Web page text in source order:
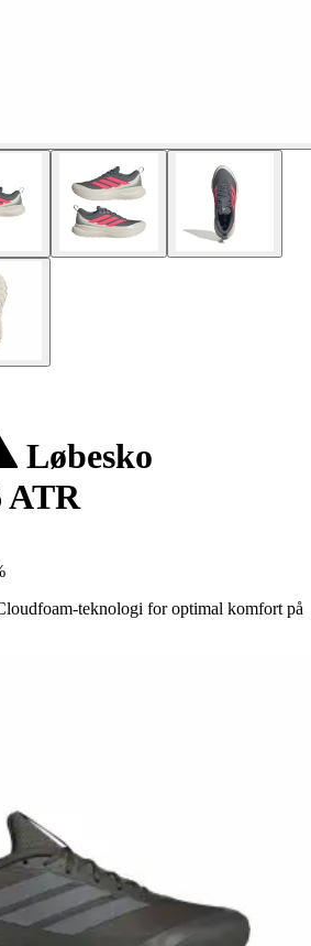
Løbesko
ATR
teknologi for optimal komfort på